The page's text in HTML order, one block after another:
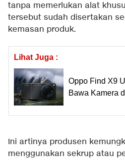
tanpa memerlukan alat
tersebut sudah disertakan
kemasan produk.
Lihat Juga :
Oppo Find X9
Bawa Kamera
Ini artinya produsen
menggunakan sekrup atau